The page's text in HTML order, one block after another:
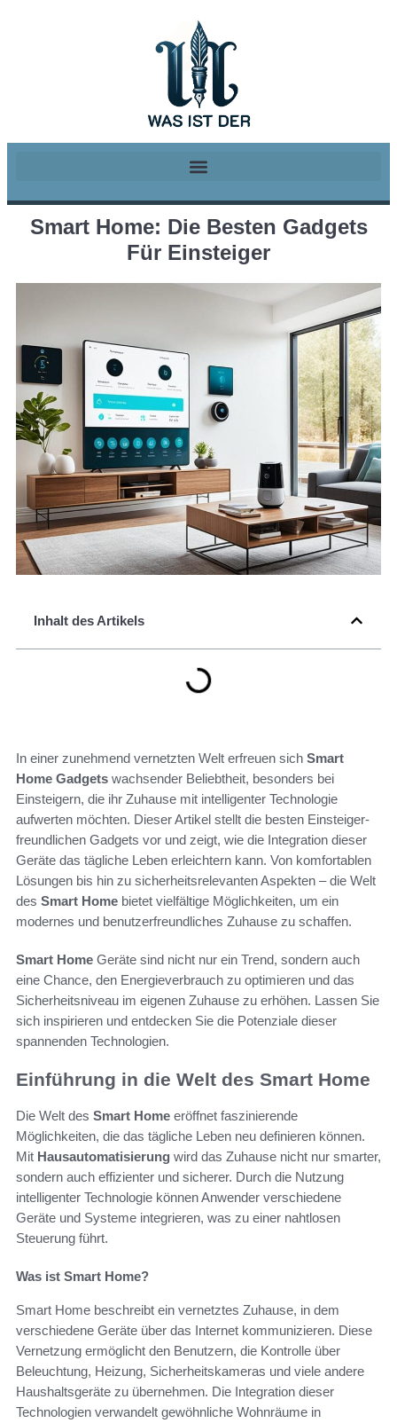
Smart Home: Die Besten Gadgets
Für Einsteiger
Inhalt des Artikels
In einer zunehmend vernetzten Welt erfreuen sich Smart
Home Gadgets wachsender Beliebtheit, besonders bei
Einsteigern, die ihr Zuhause mit intelligenter Technologie
aufwerten möchten. Dieser Artikel stellt die besten Einsteiger-
freundlichen Gadgets vor und zeigt, wie die Integration dieser
Geräte das tägliche Leben erleichtern kann. Von komfortablen
Lösungen bis hin zu sicherheitsrelevanten Aspekten – die Welt
des Smart Home bietet vielfältige Möglichkeiten, um ein
modernes und benutzerfreundliches Zuhause zu schaffen.
Smart Home Geräte sind nicht nur ein Trend, sondern auch
eine Chance, den Energieverbrauch zu optimieren und das
Sicherheitsniveau im eigenen Zuhause zu erhöhen. Lassen Sie
sich inspirieren und entdecken Sie die Potenziale dieser
spannenden Technologien.
Einführung in die Welt des Smart Home
Die Welt des Smart Home eröffnet faszinierende
Möglichkeiten, die das tägliche Leben neu definieren können.
Mit Hausautomatisierung wird das Zuhause nicht nur smarter,
sondern auch effizienter und sicherer. Durch die Nutzung
intelligenter Technologie können Anwender verschiedene
Geräte und Systeme integrieren, was zu einer nahtlosen
Steuerung führt.
Was ist Smart Home?
Smart Home beschreibt ein vernetztes Zuhause, in dem
verschiedene Geräte über das Internet kommunizieren. Diese
Vernetzung ermöglicht den Benutzern, die Kontrolle über
Beleuchtung, Heizung, Sicherheitskameras und viele andere
Haushaltsgeräte zu übernehmen. Die Integration dieser
Technologien verwandelt gewöhnliche Wohnräume in